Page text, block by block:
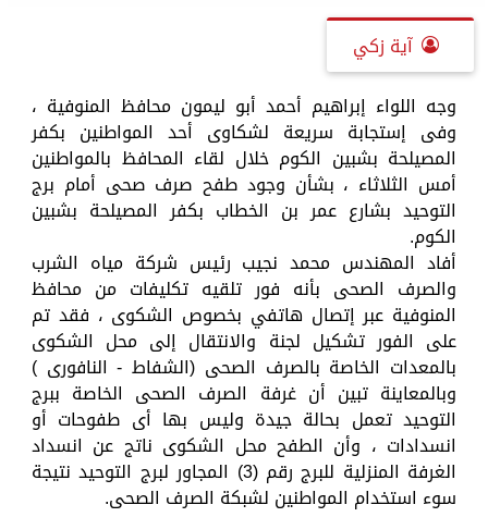
آية زكي
وجه اللواء إبراهيم أحمد أبو ليمون محافظ المنوفية ،
وفى إستجابة سريعة لشكاوى أحد المواطنين بكفر
المصيلحة بشبين الكوم خلال لقاء المحافظ بالمواطنين
أمس الثلاثاء ، بشأن وجود طفح صرف صحى أمام برج
التوحيد بشارع عمر بن الخطاب بكفر المصيلحة بشبين
الكوم.
أفاد المهندس محمد نجيب رئيس شركة مياه الشرب
والصرف الصحى بأنه فور تلقيه تكليفات من محافظ
المنوفية عبر إتصال هاتفي بخصوص الشكوى ، فقد تم
على الفور تشكيل لجنة والانتقال إلى محل الشكوى
بالمعدات الخاصة بالصرف الصحى (الشفاط - النافورى )
وبالمعاينة تبين أن غرفة الصرف الصحى الخاصة ببرج
التوحيد تعمل بحالة جيدة وليس بها أى طفوحات أو
انسدادات ، وأن الطفح محل الشكوى ناتج عن انسداد
الغرفة المنزلية للبرج رقم (3) المجاور لبرج التوحيد نتيجة
سوء استخدام المواطنين لشبكة الصرف الصحى.